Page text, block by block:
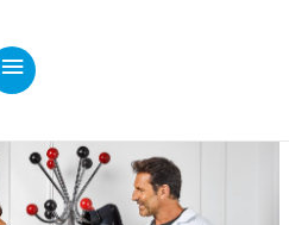
MENU